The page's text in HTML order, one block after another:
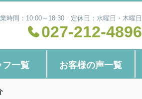
時間：10:00～18:30 定休日：水曜日・木曜日
027-212-4896
フ一覧 お客様の声一覧